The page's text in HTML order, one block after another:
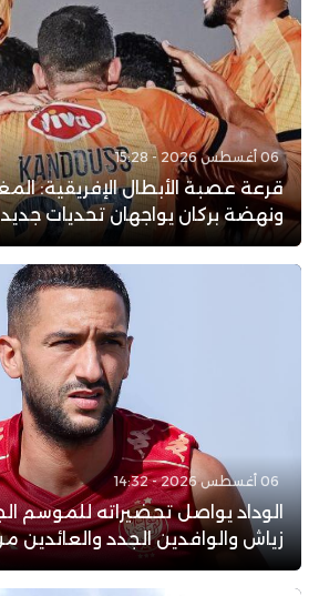
06 أغسطس 2026 - 15:28
قرعة عصبة الأبطال الإفريقية:
ونهضة بركان يواجهان تحديات
06 أغسطس 2026 - 14:32
الوداد يواصل تحضيراته للموسم
زياش والوافدين الجدد والعائدين